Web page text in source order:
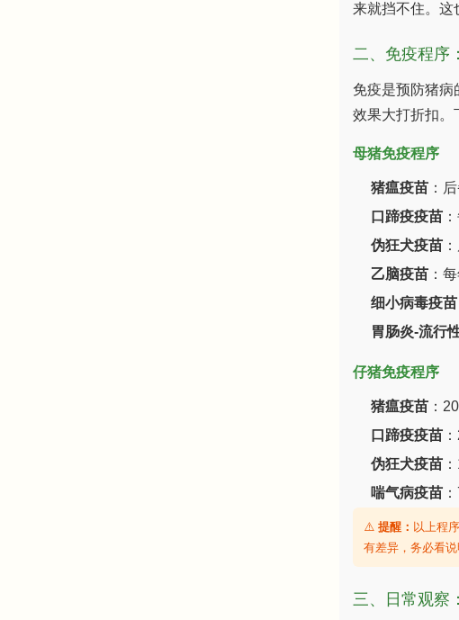
来就挡不住。
二、免疫程序
免疫是预防猪病
效果大打折扣。
母猪免疫程序
猪瘟疫苗 ：
口蹄疫疫苗
伪狂犬疫苗
乙脑疫苗 ：
细小病毒疫苗
胃肠炎-流行
仔猪免疫程序
猪瘟疫苗 ：
口蹄疫疫苗
伪狂犬疫苗
喘气病疫苗
⚠️ 提醒： 以上程
有差异，务必看说
三、日常观察